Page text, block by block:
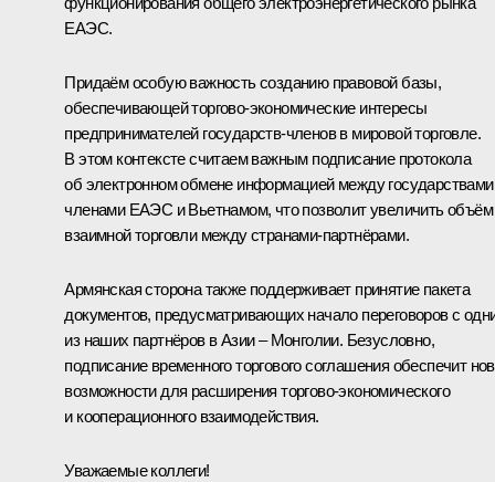
ЕАЭС.
Придаём особую важность созданию правовой базы,
обеспечивающей торгово-экономические интересы
предпринимателей государств-членов в мировой торговле.
В этом контексте считаем важным подписание протокола
об электронном обмене информацией между
членами ЕАЭС и Вьетнамом, что позволит увеличить объём
взаимной торговли между странами-партнёрами.
Армянская сторона также поддерживает принятие пакета
документов, предусматривающих начало переговоров с
из наших партнёров в Азии – Монголии. Безусловно,
подписание временного торгового соглашения обеспечит
возможности для расширения торгово-экономического
и кооперационного взаимодействия.
Уважаемые коллеги!